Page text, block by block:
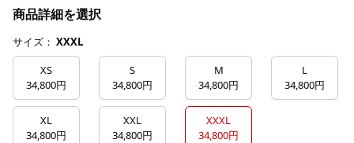
商品詳細を選択
サイズ： XXXL
XS
34,800円
S
34,800円
M
34,800円
L
34,800円
XL
34,800円
XXL
34,800円
XXXL
34,800円